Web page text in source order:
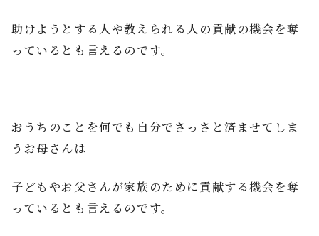
助けようとする人や教えられる人の貢献の機会を奪
っているとも言えるのです。
おうちのことを何でも自分でさっさと済ませてしま
うお母さんは
子どもやお父さんが家族のために貢献する機会を奪
っているとも言えるのです。